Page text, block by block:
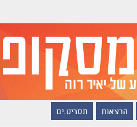
הרצאות תסריט.ים